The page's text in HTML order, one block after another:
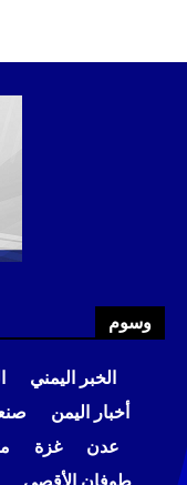
وسوم
الخبر اليمني
أخبار اليمن
عدن
غزة